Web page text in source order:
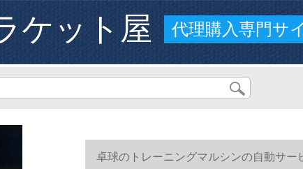
ケット屋 代理購入専門サ
卓球のトレーニングマルシンの自動サー